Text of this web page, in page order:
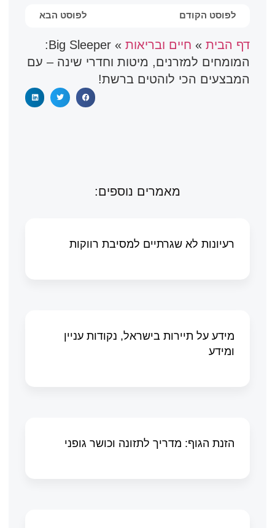
לפוסט הקודם לפוסט הבא
דף הבית» חיים ובריאות»
Big Sleeper:
המומחים למזרנים, מיטות וחדרי שינה – עם
המבצעים הכי לוהטים ברשת!
מאמרים נוספים:
רעיונות לא שגרתיים למסיבת רווקות
מידע על תיירות בישראל, נקודות עניין
ומידע
הזנת הגוף: מדריך לתזונה וכושר גופני